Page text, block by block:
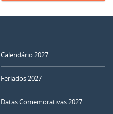
Calendário 2027
Feriados 2027
Datas Comemorativas 2027